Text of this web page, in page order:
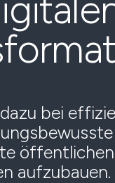
bei
öffentlichen
aufzubauen.